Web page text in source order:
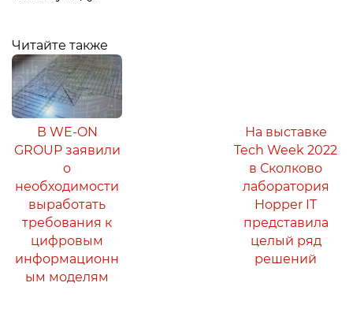
Читайте также
В WE-ON
GROUP заявили
о
необходимости
выработать
требования к
цифровым
информационн
ым моделям
На выставке
Tech Week 2022
в Сколково
лаборатория
Hopper IT
представила
целый ряд
решений